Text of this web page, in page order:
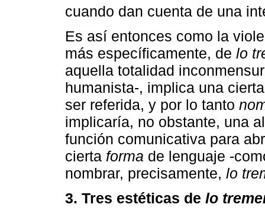
cuando dan cuenta de una
Es así entonces como la
más específicamente, de lo
aquella totalidad
humanista-, implica una
ser referida, y por lo tanto
implicaría, no obstante, una
función comunicativa para
cierta forma de lenguaje -
nombrar, precisamente, lo
3. Tres estéticas de lo